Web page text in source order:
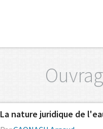
La nature juridique de